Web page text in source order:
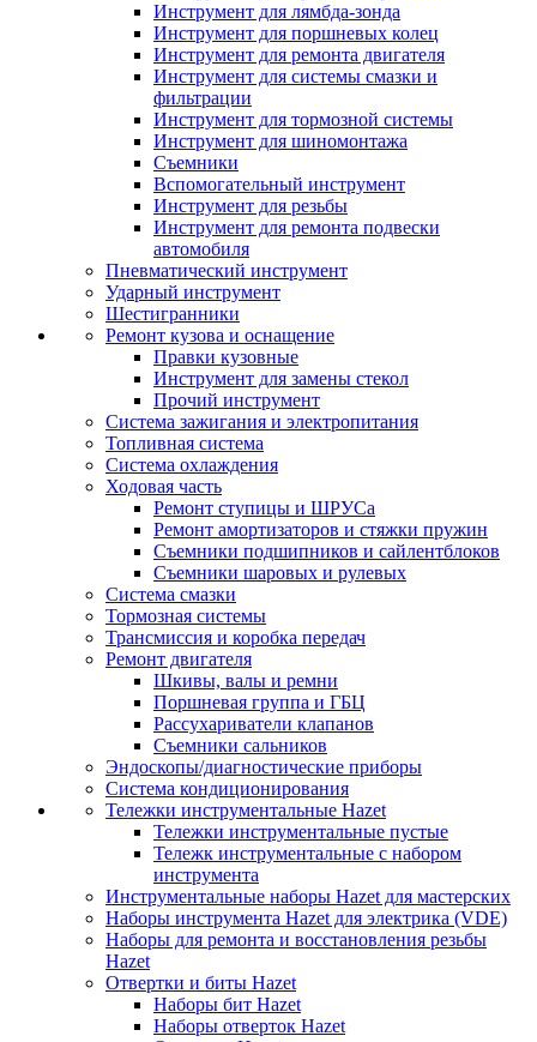
Инструмент для лямбда-зонда
Инструмент для поршневых колец
Инструмент для ремонта двигателя
Инструмент для системы смазки и
фильтрации
Инструмент для тормозной системы
Инструмент для шиномонтажа
Съемники
Вспомогательный инструмент
Инструмент для резьбы
Инструмент для ремонта подвески
автомобиля
Пневматический инструмент
Ударный инструмент
Шестигранники
Ремонт кузова и оснащение
Правки кузовные
Инструмент для замены стекол
Прочий инструмент
Система зажигания и электропитания
Топливная система
Система охлаждения
Ходовая часть
Ремонт ступицы и ШРУСа
Ремонт амортизаторов и стяжки пружин
Съемники подшипников и сайлентблоков
Съемники шаровых и рулевых
Система смазки
Тормозная системы
Трансмиссия и коробка передач
Ремонт двигателя
Шкивы, валы и ремни
Поршневая группа и ГБЦ
Рассухариватели клапанов
Съемники сальников
Эндоскопы/диагностические приборы
Система кондиционирования
Тележки инструментальные Hazet
Тележки инструментальные пустые
Тележк инструментальные с набором
инструмента
Инструментальные наборы Hazet для мастерских
Наборы инструмента Hazet для электрика (VDE)
Наборы для ремонта и восстановления резьбы
Hazet
Отвертки и биты Hazet
Наборы бит Hazet
Наборы отверток Hazet